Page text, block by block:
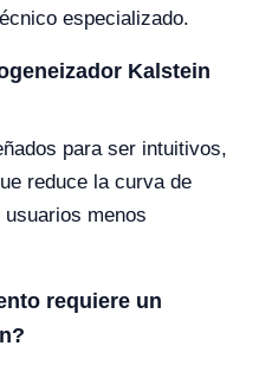
especializado.
Kalstein
para ser intuitivos,
reduce la curva de
menos
requiere un